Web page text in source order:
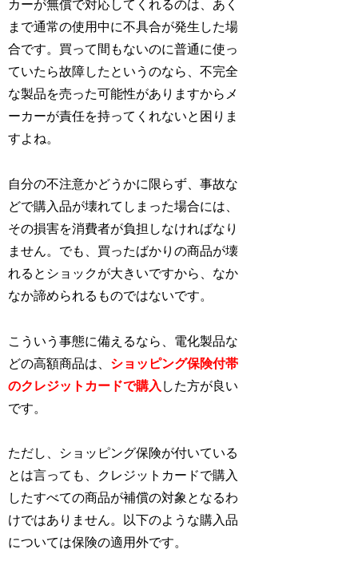
カーが無償で対応してくれるのは、あく
まで通常の使用中に不具合が発生した場
合です。買って間もないのに普通に使っ
ていたら故障したというのなら、不完全
な製品を売った可能性がありますからメ
ーカーが責任を持ってくれないと困りま
すよね。
自分の不注意かどうかに限らず、事故な
どで購入品が壊れてしまった場合には、
その損害を消費者が負担しなければなり
ません。でも、買ったばかりの商品が壊
れるとショックが大きいですから、なか
なか諦められるものではないです。
こういう事態に備えるなら、電化製品な
どの高額商品は、 ショッピング保険付帯
のクレジットカードで購入 した方が良い
です。
ただし、ショッピング保険が付いている
とは言っても、クレジットカードで購入
したすべての商品が補償の対象となるわ
けではありません。以下のような購入品
については保険の適用外です。